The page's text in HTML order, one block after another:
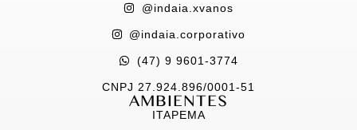
@indaia.xvanos
@indaia.corporativo
(47) 9 9601-3774
CNPJ 27.924.896/0001-51
AMBIENTES
ITAPEMA